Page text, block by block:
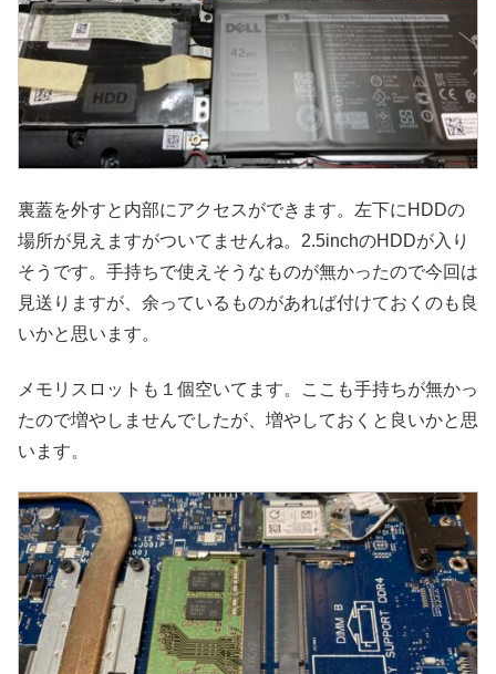
裏蓋を外すと内部にアクセスができます。左下にHDDの
場所が見えますがついてませんね。2.5inchのHDDが入り
そうです。手持ちで使えそうなものが無かったので今回は
見送りますが、余っているものがあれば付けておくのも良
いかと思います。
メモリスロットも１個空いてます。ここも手持ちが無かっ
たので増やしませんでしたが、増やしておくと良いかと思
います。